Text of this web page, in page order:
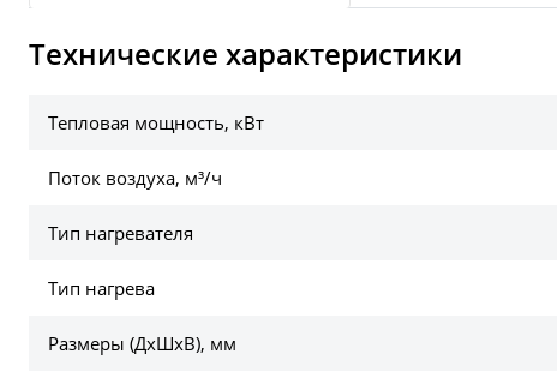
Технические характеристики
Тепловая мощность, кВт
Поток воздуха, м³/ч
Тип нагревателя
Тип нагрева
Размеры (ДхШхВ), мм